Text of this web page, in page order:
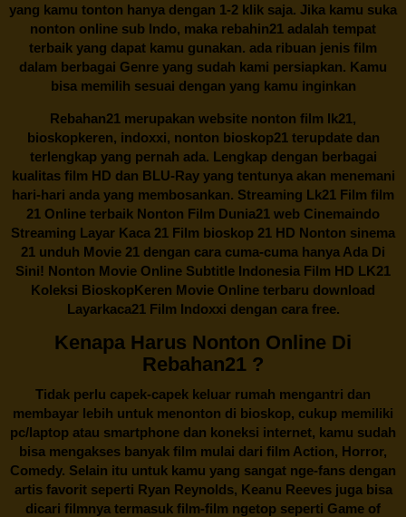
yang kamu tonton hanya dengan 1-2 klik saja. Jika kamu suka
nonton online sub Indo, maka rebahin21 adalah tempat
terbaik yang dapat kamu gunakan. ada ribuan jenis film
dalam berbagai Genre yang sudah kami persiapkan. Kamu
bisa memilih sesuai dengan yang kamu inginkan
Rebahan21 merupakan website nonton film lk21,
bioskopkeren, indoxxi, nonton bioskop21 terupdate dan
terlengkap yang pernah ada. Lengkap dengan berbagai
kualitas film HD dan BLU-Ray yang tentunya akan menemani
hari-hari anda yang membosankan. Streaming Lk21 Film film
21 Online terbaik Nonton Film Dunia21 web Cinemaindo
Streaming Layar Kaca 21 Film bioskop 21 HD Nonton sinema
21 unduh Movie 21 dengan cara cuma-cuma hanya Ada Di
Sini! Nonton Movie Online Subtitle Indonesia Film HD LK21
Koleksi BioskopKeren Movie Online terbaru download
Layarkaca21 Film Indoxxi dengan cara free.
Kenapa Harus Nonton Online Di
Rebahan21 ?
Tidak perlu capek-capek keluar rumah mengantri dan
membayar lebih untuk menonton di bioskop, cukup memiliki
pc/laptop atau smartphone dan koneksi internet, kamu sudah
bisa mengakses banyak film mulai dari film Action, Horror,
Comedy. Selain itu untuk kamu yang sangat nge-fans dengan
artis favorit seperti Ryan Reynolds, Keanu Reeves juga bisa
dicari filmnya termasuk film-film ngetop seperti Game of